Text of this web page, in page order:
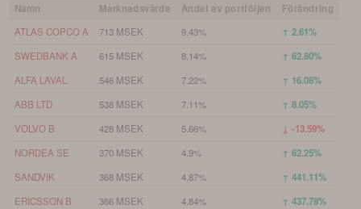
Namn Marknadsvärde Andel av portföljen Förändring
ATLAS COPCO A 713 MSEK 9.43% ↑ 2.61%
SWEDBANK A 615 MSEK 8.14% ↑ 62.80%
ALFA LAVAL 546 MSEK 7.22% ↑ 16.08%
ABB LTD 538 MSEK 7.11% ↑ 8.05%
VOLVO B 428 MSEK 5.66% ↓ -13.59%
NORDEA SE 370 MSEK 4.9% ↑ 62.25%
SANDVIK 368 MSEK 4.87% ↑ 441.11%
ERICSSON B 366 MSEK 4.84% ↑ 437.78%